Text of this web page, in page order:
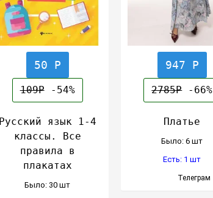
50 Р
109Р-54%
Русский язык 1-4
классы. Все
правила в
плакатах
Было: 30 шт
947 Р
2785Р-66%
Платье
Было: 6 шт
Есть: 1 шт
Телеграм